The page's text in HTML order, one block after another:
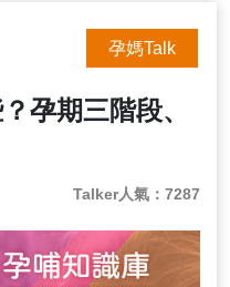
孕期三階段、
孕媽Talk
Talker人氣：7287